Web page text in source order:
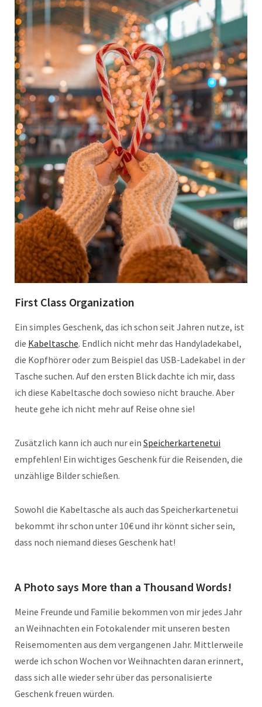
First Class Organization
Ein simples Geschenk, das ich schon seit Jahren nutze, ist
die Kabeltasche. Endlich nicht mehr das Handyladekabel,
die Kopfhörer oder zum Beispiel das USB-Ladekabel in der
Tasche suchen. Auf den ersten Blick dachte ich mir, dass
ich diese Kabeltasche doch sowieso nicht brauche. Aber
heute gehe ich nicht mehr auf Reise ohne sie!
Zusätzlich kann ich auch nur ein Speicherkartenetui
empfehlen! Ein wichtiges Geschenk für die Reisenden, die
unzählige Bilder schießen.
Sowohl die Kabeltasche als auch das Speicherkartenetui
bekommt ihr schon unter 10€ und ihr könnt sicher sein,
dass noch niemand dieses Geschenk hat!
A Photo says More than a Thousand Words!
Meine Freunde und Familie bekommen von mir jedes Jahr
an Weihnachten ein Fotokalender mit unseren besten
Reisemomenten aus dem vergangenen Jahr. Mittlerweile
werde ich schon Wochen vor Weihnachten daran erinnert,
dass sich alle wieder sehr über das personalisierte
Geschenk freuen würden.